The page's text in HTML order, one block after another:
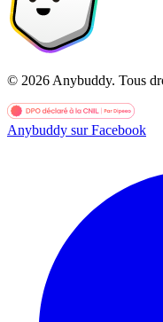
© 2026 Anybuddy. Tous
Anybuddy sur Facebook